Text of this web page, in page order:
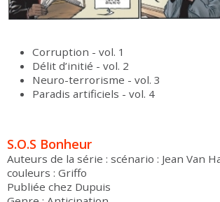
Corruption - vol. 1
Délit d’initié - vol. 2
Neuro-terrorisme - vol. 3
Paradis artificiels - vol. 4
S.O.S Bonheur
Auteurs de la série : scénario : Jean Van
couleurs : Griffo
Publiée chez Dupuis